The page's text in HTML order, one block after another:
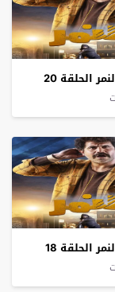
الحلقة 20
الحلقة 18